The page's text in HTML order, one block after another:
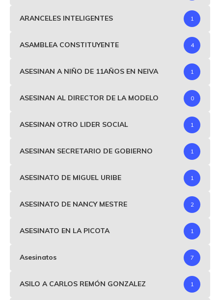
ARANCELES INTELIGENTES 1
ASAMBLEA CONSTITUYENTE 4
ASESINAN A NIÑO DE 11AÑOS EN NEIVA 1
ASESINAN AL DIRECTOR DE LA MODELO 0
ASESINAN OTRO LIDER SOCIAL 1
ASESINAN SECRETARIO DE GOBIERNO 1
ASESINATO DE MIGUEL URIBE 1
ASESINATO DE NANCY MESTRE 2
ASESINATO EN LA PICOTA 1
Asesinatos 7
ASILO A CARLOS REMÓN GONZALEZ 1